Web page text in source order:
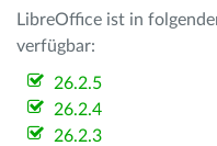
LibreOffice ist in
verfügbar:
26.2.5
26.2.4
26.2.3